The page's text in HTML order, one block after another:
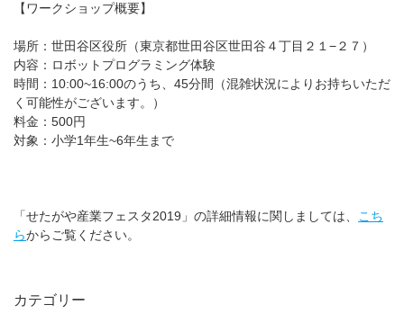
【ワークショップ概要】
場所：世田谷区役所（東京都世田谷区世田谷４丁目２１−２７）
内容：ロボットプログラミング体験
時間：10:00~16:00のうち、45分間（混雑状況によりお持ちいただ
く可能性がございます。）
料金：500円
対象：小学1年生~6年生まで
「せたがや産業フェスタ2019」の詳細情報に関しましては、 こち
らからご覧ください。
カテゴリー